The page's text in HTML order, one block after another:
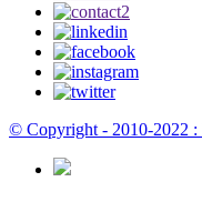
© Copyright - 2010-2022 :